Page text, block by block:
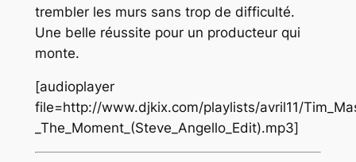
trembler les murs sans trop de difficulté.
Une belle réussite pour un producteur qui
monte.
[audioplayer
file=http://www.djkix.com/playlists/avril11/
_The_Moment_(Steve_Angello_Edit).mp3]